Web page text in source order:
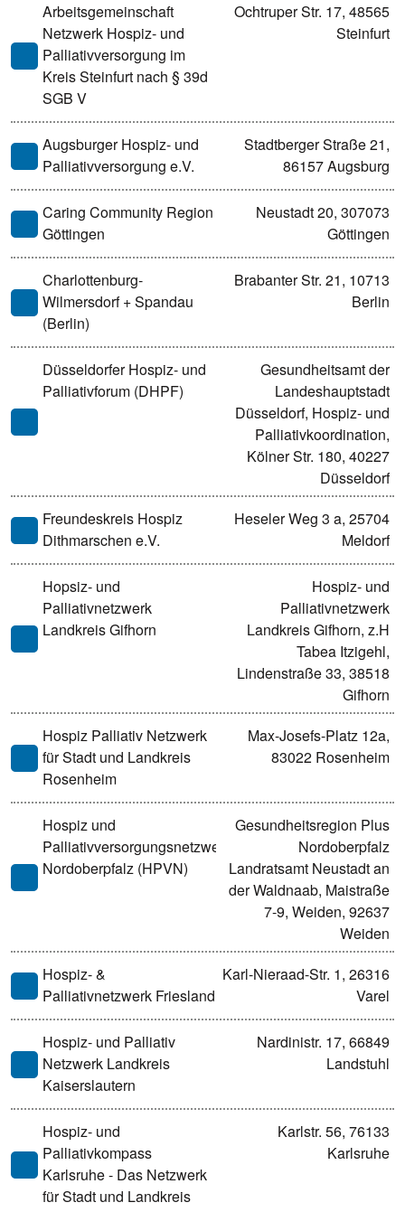
Arbeitsgemeinschaft
Netzwerk Hospiz- und
Palliativversorgung im
Kreis Steinfurt nach § 39d
SGB V
Ochtruper Str. 17, 48565
Steinfurt
Augsburger Hospiz- und
Palliativversorgung e.V.
Stadtberger Straße 21,
86157 Augsburg
Caring Community Region
Göttingen
Neustadt 20, 307073
Göttingen
Charlottenburg-
Wilmersdorf + Spandau
(Berlin)
Brabanter Str. 21, 10713
Berlin
Düsseldorfer Hospiz- und
Palliativforum (DHPF)
Gesundheitsamt der
Landeshauptstadt
Düsseldorf, Hospiz- und
Palliativkoordination,
Kölner Str. 180, 40227
Düsseldorf
Freundeskreis Hospiz
Dithmarschen e.V.
Heseler Weg 3 a, 25704
Meldorf
Hopsiz- und
Palliativnetzwerk
Landkreis Gifhorn
Hospiz- und
Palliativnetzwerk
Landkreis Gifhorn, z.H
Tabea Itzigehl,
Lindenstraße 33, 38518
Gifhorn
Hospiz Palliativ Netzwerk
für Stadt und Landkreis
Rosenheim
Max-Josefs-Platz 12a,
83022 Rosenheim
Hospiz und
Palliativversorgungsnetzwerk
Nordoberpfalz (HPVN)
Gesundheitsregion Plus
Nordoberpfalz
Landratsamt Neustadt an
der Waldnaab, Maistraße
7-9, Weiden, 92637
Weiden
Hospiz- &
Palliativnetzwerk Friesland
Karl-Nieraad-Str. 1, 26316
Varel
Hospiz- und Palliativ
Netzwerk Landkreis
Kaiserslautern
Nardinistr. 17, 66849
Landstuhl
Hospiz- und
Palliativkompass
Karlsruhe - Das Netzwerk
für Stadt und Landkreis
Karlstr. 56, 76133
Karlsruhe